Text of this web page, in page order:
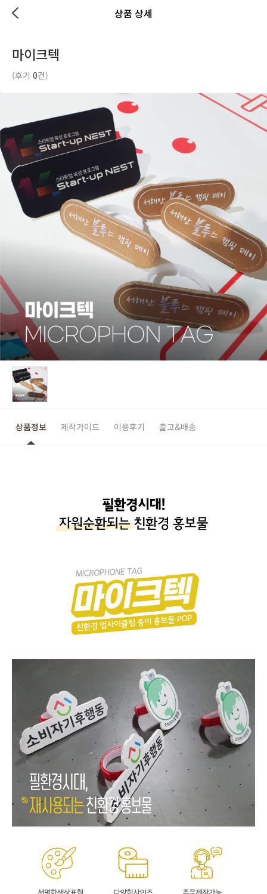
상품 상세
마이크텍
(후기 0건)
상품정보 제작가이드 이용후기 출고&배송